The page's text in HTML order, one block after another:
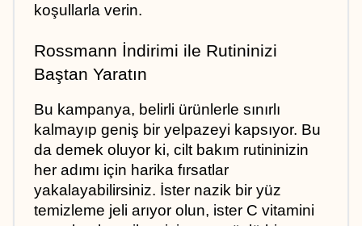
koşullarla verin.
Rossmann İndirimi ile Rutininizi
Baştan Yaratın
Bu kampanya, belirli ürünlerle sınırlı
kalmayıp geniş bir yelpazeyi kapsıyor. Bu
da demek oluyor ki, cilt bakım rutininizin
her adımı için harika fırsatlar
yakalayabilirsiniz. İster nazik bir yüz
temizleme jeli arıyor olun, ister C vitamini